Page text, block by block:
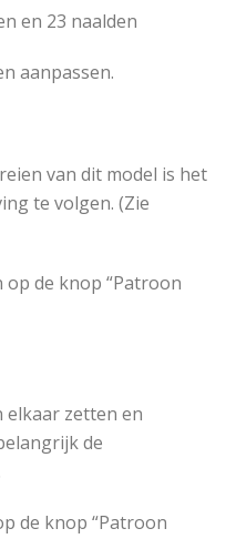
en 23 naalden
aanpassen.
van dit model is het
te volgen. (Zie
de knop “Patroon
elkaar zetten en
de
de knop “Patroon